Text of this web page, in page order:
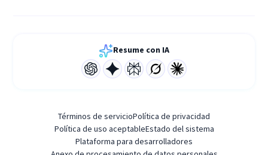
Resume con IA
Términos de servicioPolítica de privacidad
Política de uso aceptableEstado del sistema
Plataforma para desarrolladores